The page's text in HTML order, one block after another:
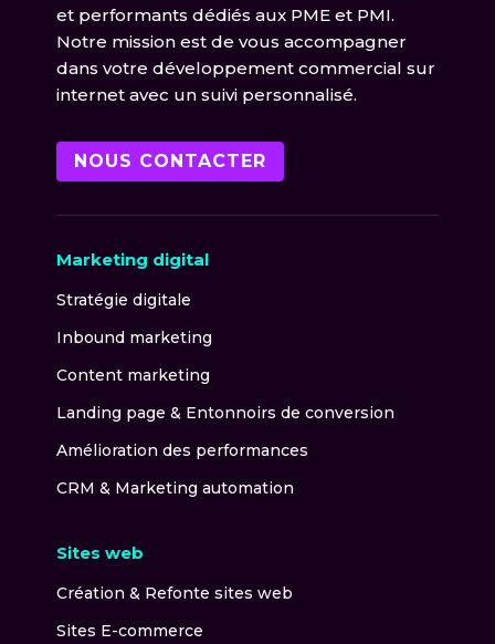
et performants dédiés aux PME et PMI.
Notre mission est de vous accompagner
dans votre développement commercial sur
internet avec un suivi personnalisé.
NOUS CONTACTER
Marketing digital
Stratégie digitale
Inbound marketing
Content marketing
Landing page & Entonnoirs de conversion
Amélioration des performances
CRM & Marketing automation
Sites web
Création & Refonte sites web
Sites E-commerce